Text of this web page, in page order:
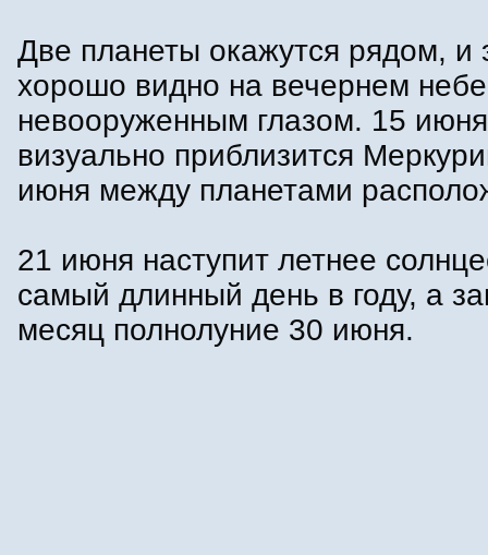
Две планеты окажутся рядом, и
хорошо видно на вечернем небе
невооруженным глазом. 15
визуально приблизится
июня между планетами
21 июня наступит летнее
самый длинный день в году, а
месяц полнолуние 30 июня.